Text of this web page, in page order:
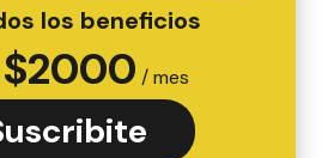
los beneficios
$2000 / mes